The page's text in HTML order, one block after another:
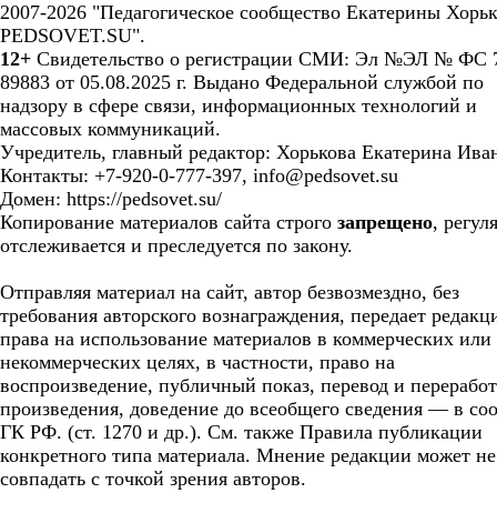
2007-2026 "Педагогическое сообщество Екатерины
PEDSOVET.SU".
12+ Свидетельство о регистрации СМИ: Эл №ЭЛ № ФС
89883 от 05.08.2025 г. Выдано Федеральной службой по
надзору в сфере связи, информационных технологий и
массовых коммуникаций.
Учредитель, главный редактор: Хорькова Екатерина
Контакты: +7-920-0-777-397, info@pedsovet.su
Домен: https://pedsovet.su/
Копирование материалов сайта строго запрещено,
отслеживается и преследуется по закону.
Отправляя материал на сайт, автор безвозмездно, без
требования авторского вознаграждения, передает
права на использование материалов в коммерческих или
некоммерческих целях, в частности, право на
воспроизведение, публичный показ, перевод и
произведения, доведение до всеобщего сведения — в
ГК РФ. (ст. 1270 и др.). См. также Правила публикации
конкретного типа материала. Мнение редакции может не
совпадать с точкой зрения авторов.